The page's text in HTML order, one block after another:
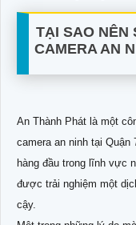
TẠI SAO NÊN
CAMERA AN
An Thành Phát là một
camera an ninh tại
hàng đầu trong lĩnh vực
được trải nghiệm một
cậy.